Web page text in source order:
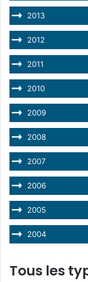
2013
2012
2011
2010
2009
2008
2007
2006
2005
2004
Tous les